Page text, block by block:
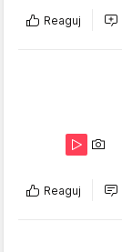
Reaguj
Reaguj